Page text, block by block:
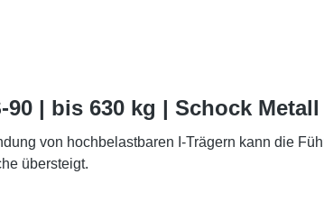
| bis 630 kg | Schock Metall
von hochbelastbaren I-Trägern kann die
übersteigt.